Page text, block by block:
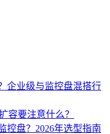
企业级与监控盘混搭行
容要注意什么？
控盘？2026年选型指南